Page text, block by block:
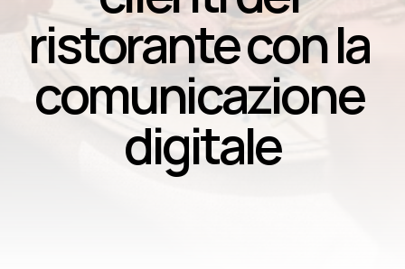
ristorante con la
comunicazione
digitale